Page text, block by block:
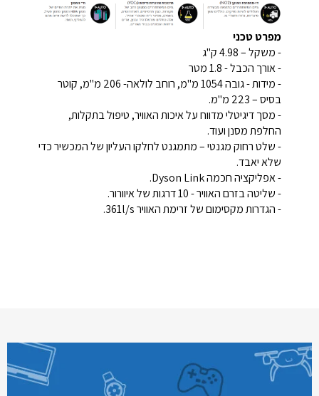
מפרט טכני
- משקל – 4.98 ק"ג
- אורך הכבל - 1.8 מטר
- מידות - גובה 1054 מ"מ, רוחב לולאה- 206 מ"מ, קוטר
בסיס – 223 מ"מ.
- מסך דיגיטלי מדווח על איכות האוויר, טיפול בתקלות,
החלפת מסנן ועוד.
- שלט רחוק מגנטי – מתמגנט לחלקו העליון של המכשיר כדי
שלא יאבד.
- אפליקציה חכמה Dyson Link.
- שליטה בזרם האוויר - 10 דרגות של איוורור.
- הגדרות מקסימום של זרימת האוויר 361l/s.